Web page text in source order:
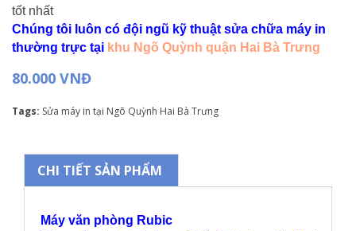
tốt nhất
Chúng tôi luôn có đội ngũ kỹ thuật sửa chữa máy in
thường trực tại khu Ngõ Quỳnh quận Hai Bà Trưng
80.000 VNĐ
Tags: Sửa máy in tại Ngõ Quỳnh Hai Bà Trưng
CHI TIẾT SẢN PHẨM
Máy văn phòng Rubic